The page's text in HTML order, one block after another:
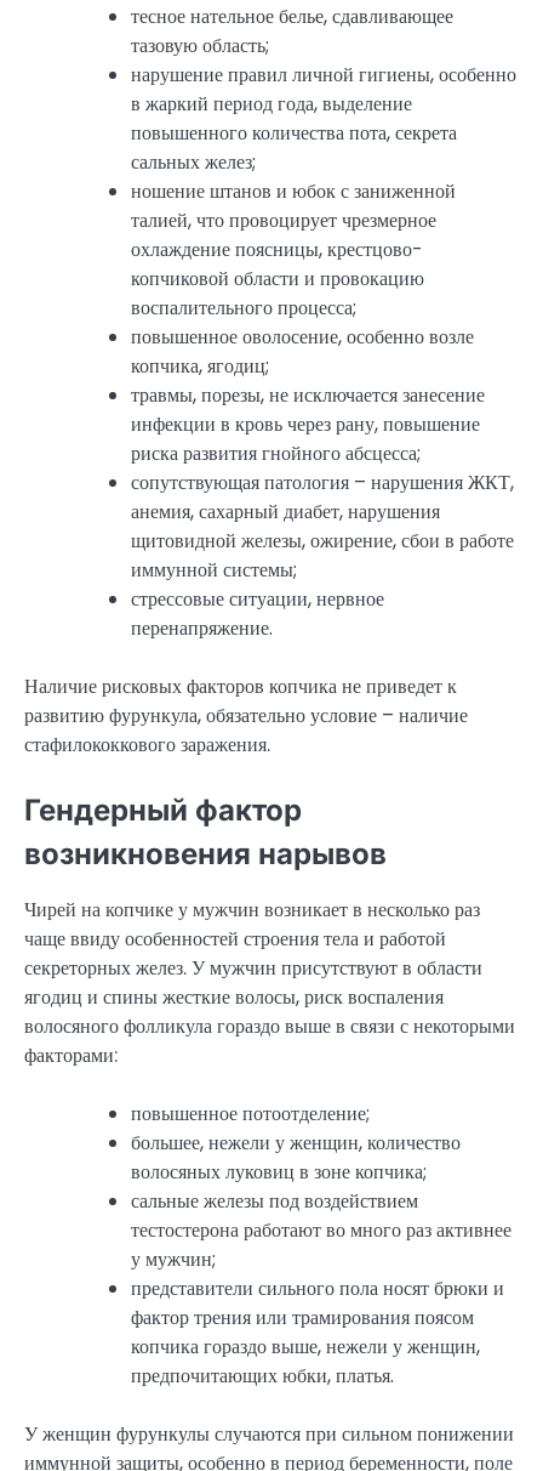
тесное нательное белье, сдавливающее
тазовую область;
нарушение правил личной гигиены, особенно
в жаркий период года, выделение
повышенного количества пота, секрета
сальных желез;
ношение штанов и юбок с заниженной
талией, что провоцирует чрезмерное
охлаждение поясницы, крестцово-
копчиковой области и провокацию
воспалительного процесса;
повышенное оволосение, особенно возле
копчика, ягодиц;
травмы, порезы, не исключается занесение
инфекции в кровь через рану, повышение
риска развития гнойного абсцесса;
сопутствующая патология – нарушения ЖКТ,
анемия, сахарный диабет, нарушения
щитовидной железы, ожирение, сбои в работе
иммунной системы;
стрессовые ситуации, нервное
перенапряжение.
Наличие рисковых факторов копчика не приведет к
развитию фурункула, обязательно условие – наличие
стафилококкового заражения.
Гендерный фактор
возникновения нарывов
Чирей на копчике у мужчин возникает в несколько раз
чаще ввиду особенностей строения тела и работой
секреторных желез. У мужчин присутствуют в области
ягодиц и спины жесткие волосы, риск воспаления
волосяного фолликула гораздо выше в связи с некоторыми
факторами:
повышенное потоотделение;
большее, нежели у женщин, количество
волосяных луковиц в зоне копчика;
сальные железы под воздействием
тестостерона работают во много раз активнее
у мужчин;
представители сильного пола носят брюки и
фактор трения или трамирования поясом
копчика гораздо выше, нежели у женщин,
предпочитающих юбки, платья.
У женщин фурункулы случаются при сильном понижении
иммунной защиты, особенно в период беременности, поле